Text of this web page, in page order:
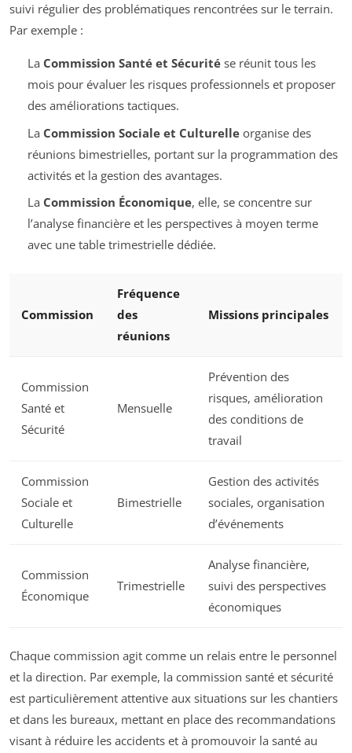
suivi régulier des problématiques rencontrées sur le terrain.
Par exemple :
La Commission Santé et Sécuritése réunit tous les
mois pour évaluer les risques professionnels et proposer
des améliorations tactiques.
La Commission Sociale et Culturelleorganise des
réunions bimestrielles, portant sur la programmation des
activités et la gestion des avantages.
La Commission Économique, elle, se concentre sur
l’analyse financière et les perspectives à moyen terme
avec une table trimestrielle dédiée.
Commission
Fréquence
des
réunions
Missions principales
Commission
Santé et
Sécurité
Mensuelle
Prévention des
risques, amélioration
des conditions de
travail
Commission
Sociale et
Culturelle
Bimestrielle
Gestion des activités
sociales, organisation
d’événements
Commission
Économique
Trimestrielle
Analyse financière,
suivi des perspectives
économiques
Chaque commission agit comme un relais entre le personnel
et la direction. Par exemple, la commission santé et sécurité
est particulièrement attentive aux situations sur les chantiers
et dans les bureaux, mettant en place des recommandations
visant à réduire les accidents et à promouvoir la santé au